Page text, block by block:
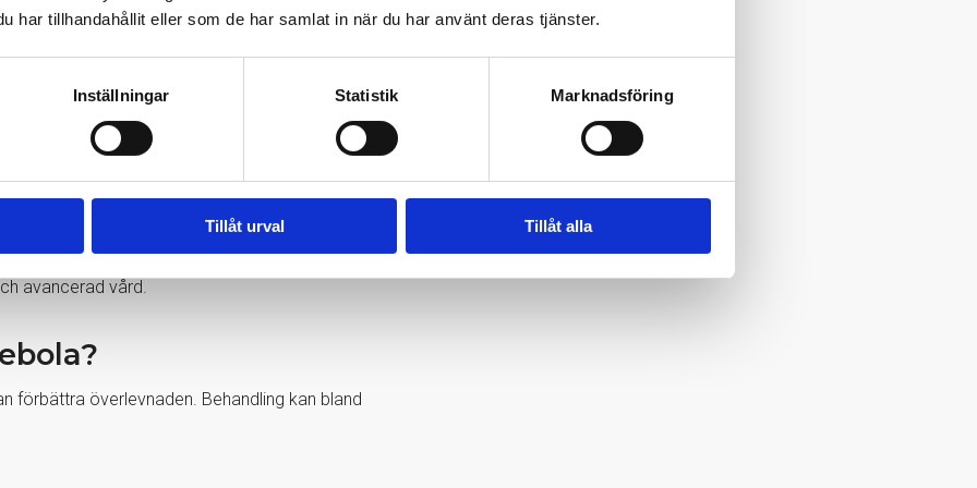
har tillhandahållit eller som de har samlat in när du har använt deras tjänster.
Inställningar Statistik Marknadsföring
Tillåt urval Tillåt alla
Hur farlig sjukdomen är beror bland
infektion med Zaire ebolavirus, men
avancerad vård.
förbättra överlevnaden. Behandling kan bland